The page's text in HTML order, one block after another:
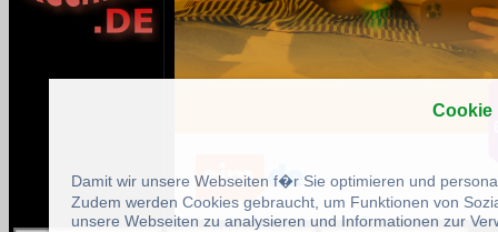
Cookie
Damit wir unsere Webseiten f�r Sie optimieren und
Zudem werden Cookies gebraucht, um Funktionen von
unsere Webseiten zu analysieren und Informationen zur